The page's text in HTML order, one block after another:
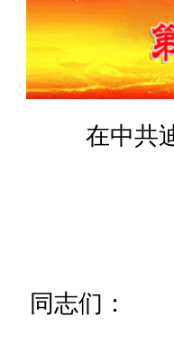
在中共
同志们：